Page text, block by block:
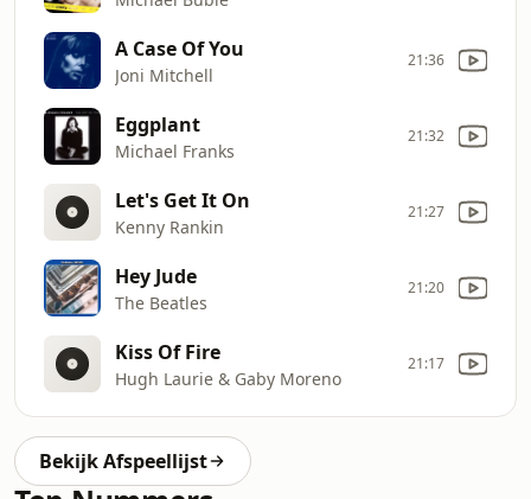
A Case Of You
Joni Mitchell
21:36
Eggplant
Michael Franks
21:32
Let's Get It On
Kenny Rankin
21:27
Hey Jude
The Beatles
21:20
Kiss Of Fire
Hugh Laurie & Gaby Moreno
21:17
Bekijk Afspeellijst